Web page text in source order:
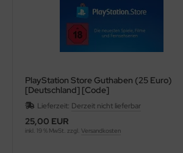
PlayStation Store Guthaben (25 Euro)
[Deutschland] [Code]
Lieferzeit: Derzeit nicht lieferbar
25,00 EUR
inkl. 19 % MwSt. zzgl. Versandkosten